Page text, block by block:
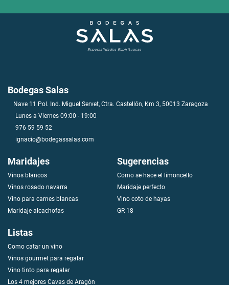
Bodegas Salas
Nave 11 Pol. Ind. Miguel Servet, Ctra. Castellón, Km 3, 50013 Zaragoza
Lunes a Viernes 09:00 - 19:00
976 59 59 52
ignacio@bodegassalas.com
Maridajes
Vinos blancos
Vinos rosado navarra
Vino para carnes blancas
Maridaje alcachofas
Sugerencias
Como se hace el limoncello
Maridaje perfecto
Vino coto de hayas
GR 18
Listas
Como catar un vino
Vinos gourmet para regalar
Vino tinto para regalar
Los 4 mejores Cavas de Aragón